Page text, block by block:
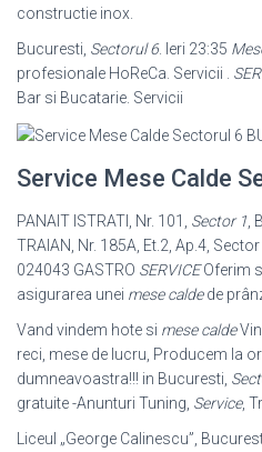
constructie inox.
Bucuresti, Sectorul 6. Ieri 23:35
profesionale HoReCa. Servicii .
Bar si Bucatarie. Servicii
Service Mese Calde
PANAIT ISTRATI, Nr. 101, Sector 1 ,
TRAIAN, Nr. 185A, Et.2, Ap.4,
024043 GASTRO SERVICEOferim
asigurarea unei mese caldede
Vand vindem hote si mese calde
reci, mese de lucru, Producem la
dumneavoastra!!! in Bucuresti,
gratuite -Anunturi Tuning, Service,
Liceul „George Calinescu”,